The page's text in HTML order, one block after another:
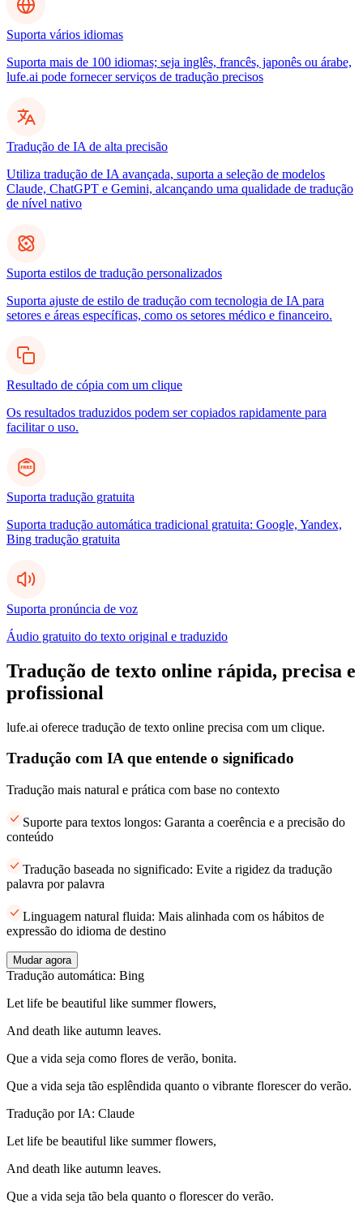
Suporta vários idiomas
Suporta mais de 100 idiomas; seja inglês, francês, japonês ou árabe,
lufe.ai pode fornecer serviços de tradução precisos
Tradução de IA de alta precisão
Utiliza tradução de IA avançada, suporta a seleção de modelos
Claude, ChatGPT e Gemini, alcançando uma qualidade de tradução
de nível nativo
Suporta estilos de tradução personalizados
Suporta ajuste de estilo de tradução com tecnologia de IA para
setores e áreas específicas, como os setores médico e financeiro.
Resultado de cópia com um clique
Os resultados traduzidos podem ser copiados rapidamente para
facilitar o uso.
Suporta tradução gratuita
Suporta tradução automática tradicional gratuita: Google, Yandex,
Bing tradução gratuita
Suporta pronúncia de voz
Áudio gratuito do texto original e traduzido
Tradução de texto online rápida, precisa e
profissional
lufe.ai oferece tradução de texto online precisa com um clique.
Tradução com IA que entende o significado
Tradução mais natural e prática com base no contexto
Suporte para textos longos: Garanta a coerência e a precisão do
conteúdo
Tradução baseada no significado: Evite a rigidez da tradução
palavra por palavra
Linguagem natural fluida: Mais alinhada com os hábitos de
expressão do idioma de destino
Mudar agora
Tradução automática: Bing
Let life be beautiful like summer flowers,
And death like autumn leaves.
Que a vida seja como flores de verão, bonita.
Que a vida seja tão esplêndida quanto o vibrante florescer do verão.
Tradução por IA: Claude
Let life be beautiful like summer flowers,
And death like autumn leaves.
Que a vida seja tão bela quanto o florescer do verão.